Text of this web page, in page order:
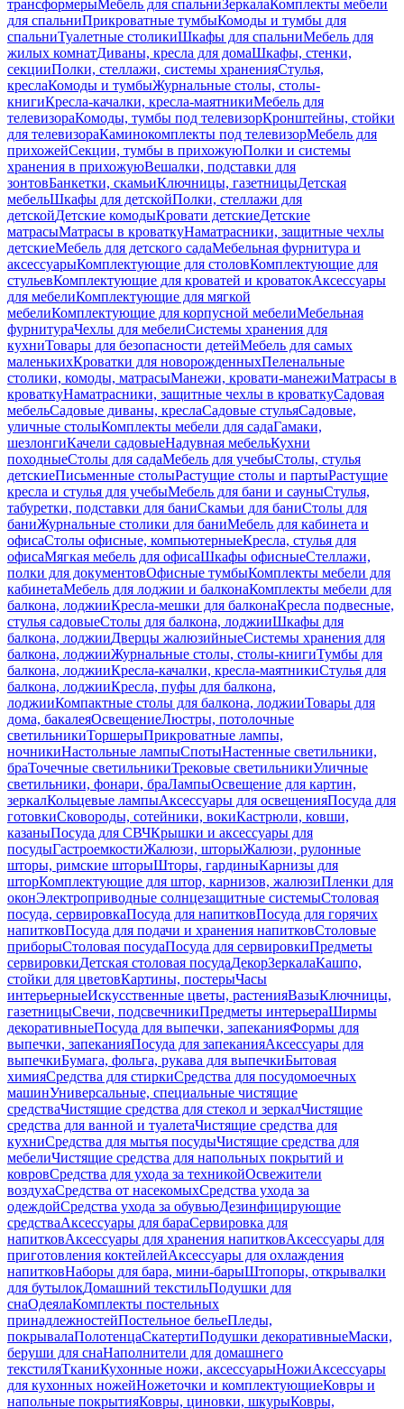
трансформерыМебель для спальниЗеркалаКомплекты мебели
для спальниПрикроватные тумбыКомоды и тумбы для
спальниТуалетные столикиШкафы для спальниМебель для
жилых комнатДиваны, кресла для домаШкафы, стенки,
секцииПолки, стеллажи, системы храненияСтулья,
креслаКомоды и тумбыЖурнальные столы, столы-
книгиКресла-качалки, кресла-маятникиМебель для
телевизораКомоды, тумбы под телевизорКронштейны, стойки
для телевизораКаминокомплекты под телевизорМебель для
прихожейСекции, тумбы в прихожуюПолки и системы
хранения в прихожуюВешалки, подставки для
зонтовБанкетки, скамьиКлючницы, газетницыДетская
мебельШкафы для детскойПолки, стеллажи для
детскойДетские комодыКровати детскиеДетские
матрасыМатрасы в кроваткуНаматрасники, защитные чехлы
детскиеМебель для детского садаМебельная фурнитура и
аксессуарыКомплектующие для столовКомплектующие для
стульевКомплектующие для кроватей и кроватокАксессуары
для мебелиКомплектующие для мягкой
мебелиКомплектующие для корпусной мебелиМебельная
фурнитураЧехлы для мебелиСистемы хранения для
кухниТовары для безопасности детейМебель для самых
маленькихКроватки для новорожденныхПеленальные
столики, комоды, матрасыМанежи, кровати-манежиМатрасы в
кроваткуНаматрасники, защитные чехлы в кроваткуСадовая
мебельСадовые диваны, креслаСадовые стульяСадовые,
уличные столыКомплекты мебели для садаГамаки,
шезлонгиКачели садовыеНадувная мебельКухни
походныеСтолы для садаМебель для учебыСтолы, стулья
детскиеПисьменные столыРастущие столы и партыРастущие
кресла и стулья для учебыМебель для бани и сауныСтулья,
табуретки, подставки для баниСкамьи для баниСтолы для
баниЖурнальные столики для баниМебель для кабинета и
офисаСтолы офисные, компьютерныеКресла, стулья для
офисаМягкая мебель для офисаШкафы офисныеСтеллажи,
полки для документовОфисные тумбыКомплекты мебели для
кабинетаМебель для лоджии и балконаКомплекты мебели для
балкона, лоджииКресла-мешки для балконаКресла подвесные,
стулья садовыеСтолы для балкона, лоджииШкафы для
балкона, лоджииДверцы жалюзийныеСистемы хранения для
балкона, лоджииЖурнальные столы, столы-книгиТумбы для
балкона, лоджииКресла-качалки, кресла-маятникиСтулья для
балкона, лоджииКресла, пуфы для балкона,
лоджииКомпактные столы для балкона, лоджииТовары для
дома, бакалеяОсвещениеЛюстры, потолочные
светильникиТоршерыПрикроватные лампы,
ночникиНастольные лампыСпотыНастенные светильники,
браТочечные светильникиТрековые светильникиУличные
светильники, фонари, браЛампыОсвещение для картин,
зеркалКольцевые лампыАксессуары для освещенияПосуда для
готовкиСковороды, сотейники, вокиКастрюли, ковши,
казаныПосуда для СВЧКрышки и аксессуары для
посудыГастроемкостиЖалюзи, шторыЖалюзи, рулонные
шторы, римские шторыШторы, гардиныКарнизы для
шторКомплектующие для штор, карнизов, жалюзиПленки для
оконЭлектроприводные солнцезащитные системыСтоловая
посуда, сервировкаПосуда для напитковПосуда для горячих
напитковПосуда для подачи и хранения напитковСтоловые
приборыСтоловая посудаПосуда для сервировкиПредметы
сервировкиДетская столовая посудаДекорЗеркалаКашпо,
стойки для цветовКартины, постерыЧасы
интерьерныеИскусственные цветы, растенияВазыКлючницы,
газетницыСвечи, подсвечникиПредметы интерьераШирмы
декоративныеПосуда для выпечки, запеканияФормы для
выпечки, запеканияПосуда для запеканияАксессуары для
выпечкиБумага, фольга, рукава для выпечкиБытовая
химияСредства для стиркиСредства для посудомоечных
машинУниверсальные, специальные чистящие
средстваЧистящие средства для стекол и зеркалЧистящие
средства для ванной и туалетаЧистящие средства для
кухниСредства для мытья посудыЧистящие средства для
мебелиЧистящие средства для напольных покрытий и
ковровСредства для ухода за техникойОсвежители
воздухаСредства от насекомыхСредства ухода за
одеждойСредства ухода за обувьюДезинфицирующие
средстваАксессуары для бараСервировка для
напитковАксессуары для хранения напитковАксессуары для
приготовления коктейлейАксессуары для охлаждения
напитковНаборы для бара, мини-барыШтопоры, открывалки
для бутылокДомашний текстильПодушки для
снаОдеялаКомплекты постельных
принадлежностейПостельное бельеПледы,
покрывалаПолотенцаСкатертиПодушки декоративныеМаски,
беруши для снаНаполнители для домашнего
текстиляТканиКухонные ножи, аксессуарыНожиАксессуары
для кухонных ножейНожеточки и комплектующиеКовры и
напольные покрытияКовры, циновки, шкурыКовры,